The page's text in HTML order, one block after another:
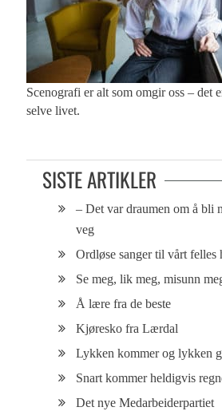
Scenografi er alt som omgir oss – det
selve livet.
SISTE ARTIKLER
– Det var draumen om å bli
veg
Ordløse sanger til vårt felles
Se meg, lik meg, misunn
Å lære fra de beste
Kjøresko fra Lærdal
Lykken kommer og lykken
Snart kommer heldigvis
Det nye Medarbeiderpartiet